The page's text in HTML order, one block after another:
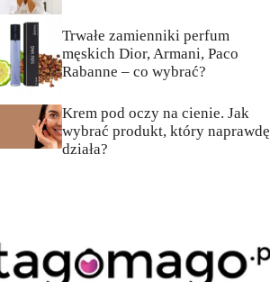
Trwałe zamienniki perfum
męskich Dior, Armani, Paco
Rabanne – co wybrać?
Krem pod oczy na cienie. Jak
wybrać produkt, który naprawdę
działa?